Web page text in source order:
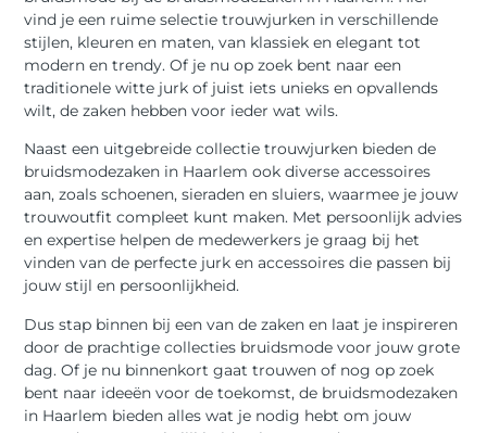
vind je een ruime selectie trouwjurken in verschillende
stijlen, kleuren en maten, van klassiek en elegant tot
modern en trendy. Of je nu op zoek bent naar een
traditionele witte jurk of juist iets unieks en opvallends
wilt, de zaken hebben voor ieder wat wils.
Naast een uitgebreide collectie trouwjurken bieden de
bruidsmodezaken in Haarlem ook diverse accessoires
aan, zoals schoenen, sieraden en sluiers, waarmee je jouw
trouwoutfit compleet kunt maken. Met persoonlijk advies
en expertise helpen de medewerkers je graag bij het
vinden van de perfecte jurk en accessoires die passen bij
jouw stijl en persoonlijkheid.
Dus stap binnen bij een van de zaken en laat je inspireren
door de prachtige collecties bruidsmode voor jouw grote
dag. Of je nu binnenkort gaat trouwen of nog op zoek
bent naar ideeën voor de toekomst, de bruidsmodezaken
in Haarlem bieden alles wat je nodig hebt om jouw